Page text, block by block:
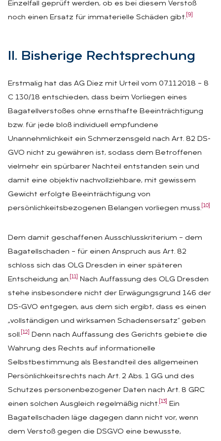
Einzelfall geprüft werden, ob es bei diesem Verstoß
noch einen Ersatz für immaterielle Schäden gibt. [9]
II. Bis­he­ri­ge Recht­spre­chung
Erstmalig hat das AG Diez mit Urteil vom 07.11.2018 – 8
C 130/18 entschieden, dass beim Vorliegen eines
Bagatellverstoßes ohne ernsthafte Beeinträchtigung
bzw. für jede bloß individuell empfundene
Unannehmlichkeit ein Schmerzensgeld nach Art. 82 DS-
GVO nicht zu gewähren ist, sodass dem Betroffenen
vielmehr ein spürbarer Nachteil entstanden sein und
damit eine objektiv nachvollziehbare, mit gewissem
Gewicht erfolgte Beeinträchtigung von
persönlichkeitsbezogenen Belangen vorliegen muss. [10]
Dem damit geschaffenen Ausschlusskriterium – dem
Bagatellschaden – für einen Anspruch aus Art. 82
schloss sich das OLG Dresden in einer späteren
Entscheidung an. [11]
Nach Auffassung des OLG Dresden
stehe insbesondere nicht der Erwägungsgrund 146 der
DS-GVO entgegen, aus dem sich ergibt, dass es einen
„vollständigen und wirksamen Schadensersatz“ geben
soll. [12]
Denn nach Auffassung des Gerichts gebiete die
Wahrung des Rechts auf informationelle
Selbstbestimmung als Bestandteil des allgemeinen
Persönlichkeitsrechts nach Art. 2 Abs. 1 GG und des
Schutzes personenbezogener Daten nach Art. 8 GRC
einen solchen Ausgleich regelmäßig nicht. [13]
Ein
Bagatellschaden läge dagegen dann nicht vor, wenn
dem Verstoß gegen die DSGVO eine bewusste,